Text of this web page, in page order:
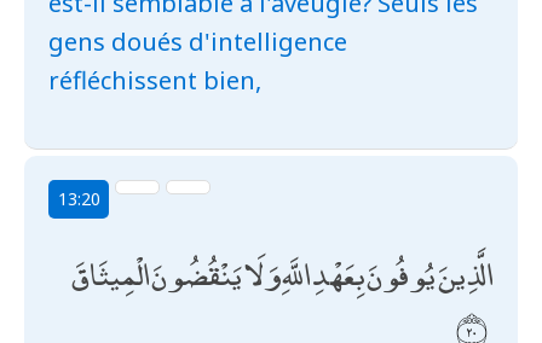
gens doués d'intelligence
réfléchissent bien,
13:20
الَّذِينَ يُوفُونَ بِعَهْدِ اللَّهِ وَلَا يَنْقُضُونَ الْمِيثَاقَ